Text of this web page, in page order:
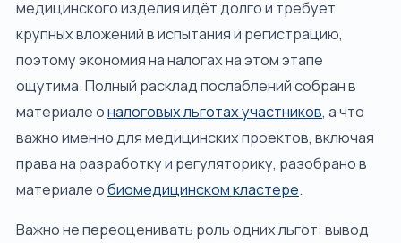
медицинского изделия идёт долго и требует
крупных вложений в испытания и регистрацию,
поэтому экономия на налогах на этом этапе
ощутима. Полный расклад послаблений собран в
материале оналоговых льготах участников, а что
важно именно для медицинских проектов, включая
права на разработку и регуляторику, разобрано в
материале обиомедицинском кластере.
Важно не переоценивать роль одних льгот: вывод